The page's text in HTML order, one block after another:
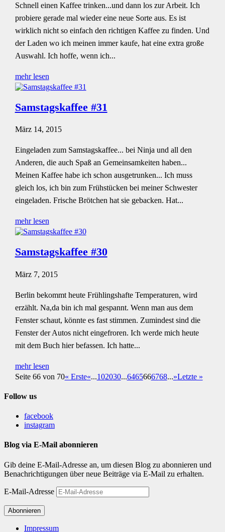
Schnell einen Kaffee trinken...und dann los zur Arbeit. Ich
probiere gerade mal wieder eine neue Sorte aus. Es ist
wirklich nicht so einfach den richtigen Kaffee zu finden. Und
der Laden wo ich meinen immer kaufe, hat eine extra große
Auswahl. Ich hoffe, wenn ich...
mehr lesen
Samstagskaffee #31
März 14, 2015
Eingeladen zum Samstagskaffee... bei Ninja und all den
Anderen, die auch Spaß an Gemeinsamkeiten haben...
Meinen Kaffee habe ich schon ausgetrunken... Ich muss
gleich los, ich bin zum Frühstücken bei meiner Schwester
eingeladen. Frische Brötchen hat sie gebacken. Hat...
mehr lesen
Samstagskaffee #30
März 7, 2015
Berlin bekommt heute Frühlingshafte Temperaturen, wird
erzählt. Na,da bin ich mal gespannt. Wenn man aus dem
Fenster schaut, könnte es fast stimmen. Zumindest sind die
Fenster der Autos nicht eingefroren. Ich werde mich heute
mit dem Buch hier befassen. Ich hatte...
mehr lesen
Seite 66 von 70« Erste«...102030...6465666768...»Letzte »
Follow us
facebook
instagram
Blog via E-Mail abonnieren
Gib deine E-Mail-Adresse an, um diesen Blog zu abonnieren und
Benachrichtigungen über neue Beiträge via E-Mail zu erhalten.
E-Mail-Adresse
Abonnieren
Impressum